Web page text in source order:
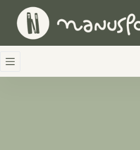
contenido